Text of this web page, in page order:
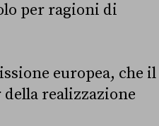
per ragioni di
europea, che il
realizzazione